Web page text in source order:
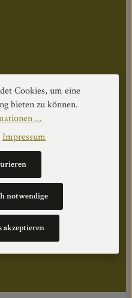
Cookies, um eine
bieten zu können.
...
Impressum
notwendige
akzeptieren